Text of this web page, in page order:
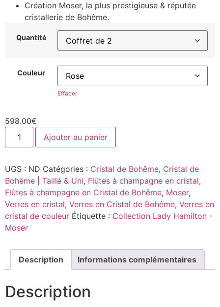
Création Moser, la plus prestigieuse & réputée
cristallerie de Bohême.
Quantité
Couleur
Effacer
598.00€
Ajouter au panier
UGS : ND Catégories : Cristal de Bohême, Cristal de
Bohême | Taillé & Uni, Flûtes à champagne en cristal,
Flûtes à champagne en Cristal de Bohême, Moser,
Verres en cristal, Verres en Cristal de Bohême, Verres en
cristal de couleur Étiquette : Collection Lady Hamilton -
Moser
Description Informations complémentaires
Description